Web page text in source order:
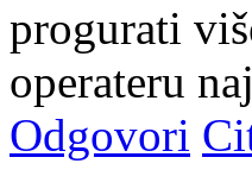
progurati
operateru
Odgovori